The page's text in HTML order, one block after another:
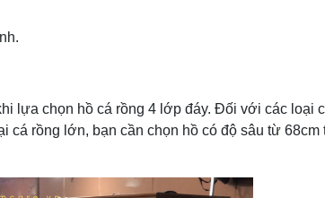
chọn hồ cá rồng 4 lớp đáy. Đối với các loại
cá rồng lớn, bạn cần chọn hồ có độ sâu từ 68cm